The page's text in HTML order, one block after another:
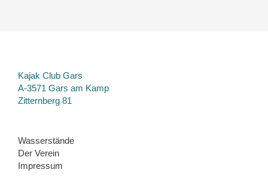
Kajak Club Gars
A-3571 Gars am Kamp
Zitternberg 81
Wasserstände
Der Verein
Impressum